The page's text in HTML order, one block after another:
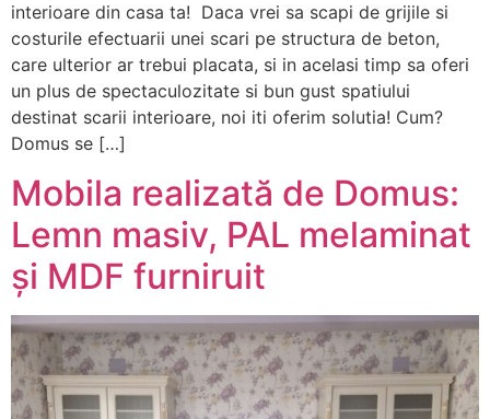
interioare din casa ta! Daca vrei sa scapi de grijile si
costurile efectuarii unei scari pe structura de beton,
care ulterior ar trebui placata, si in acelasi timp sa oferi
un plus de spectaculozitate si bun gust spatiului
destinat scarii interioare, noi iti oferim solutia! Cum?
Domus se […]
Mobila realizată de Domus:
Lemn masiv, PAL melaminat
și MDF furniruit